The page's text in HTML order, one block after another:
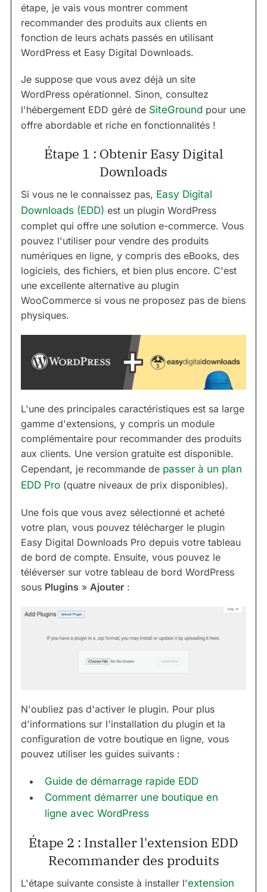
étape, je vais vous montrer comment
recommander des produits aux clients en
fonction de leurs achats passés en utilisant
WordPress et Easy Digital Downloads.
Je suppose que vous avez déjà un site
WordPress opérationnel. Sinon, consultez
l'hébergement EDD géré de SiteGround pour une
offre abordable et riche en fonctionnalités !
Étape 1 : Obtenir Easy Digital
Downloads
Si vous ne le connaissez pas, Easy Digital
Downloads (EDD) est un plugin WordPress
complet qui offre une solution e-commerce. Vous
pouvez l'utiliser pour vendre des produits
numériques en ligne, y compris des eBooks, des
logiciels, des fichiers, et bien plus encore. C'est
une excellente alternative au plugin
WooCommerce si vous ne proposez pas de biens
physiques.
L'une des principales caractéristiques est sa large
gamme d'extensions, y compris un module
complémentaire pour recommander des produits
aux clients. Une version gratuite est disponible.
Cependant, je recommande de passer à un plan
EDD Pro (quatre niveaux de prix disponibles).
Une fois que vous avez sélectionné et acheté
votre plan, vous pouvez télécharger le plugin
Easy Digital Downloads Pro depuis votre tableau
de bord de compte. Ensuite, vous pouvez le
téléverser sur votre tableau de bord WordPress
sous Plugins » Ajouter :
N'oubliez pas d'activer le plugin. Pour plus
d'informations sur l'installation du plugin et la
configuration de votre boutique en ligne, vous
pouvez utiliser les guides suivants :
Guide de démarrage rapide EDD
Comment démarrer une boutique en
ligne avec WordPress
Étape 2 : Installer l'extension EDD
Recommander des produits
L'étape suivante consiste à installer l'extension